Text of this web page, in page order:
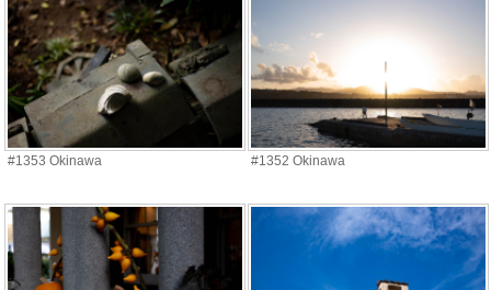
#1353 Okinawa #1352 Okinawa